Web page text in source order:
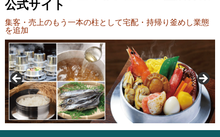
公式サイト
集客・売上のもう一本の柱として宅配・持帰り釜めし業態
を追加